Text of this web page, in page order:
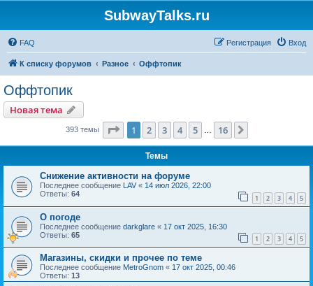
SubwayTalks.ru
FAQ Вход
Регистрация
К списку форумов Разное Оффтопик
Оффтопик
Новая тема
393 темы Страница из 16
1 2 3 4 5 16
Темы
Снижение активности на форуме
Последнее сообщение LAV « 14 июл 2026, 22:00
Ответы: 64 1 2 3 4 5
О погоде
Последнее сообщение darkglare « 17 окт 2025, 16:30
Ответы: 65 1 2 3 4 5
Магазины, скидки и прочее по теме
Последнее сообщение MetroGnom « 17 окт 2025, 00:46
Ответы: 13